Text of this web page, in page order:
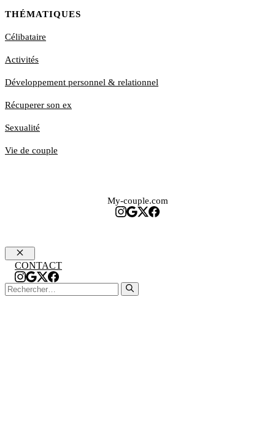
THÉMATIQUES
Célibataire
Activités
Développement personnel & relationnel
Récuperer son ex
Sexualité
Vie de couple
My-couple.com
Fermer
CONTACT
Rechercher :